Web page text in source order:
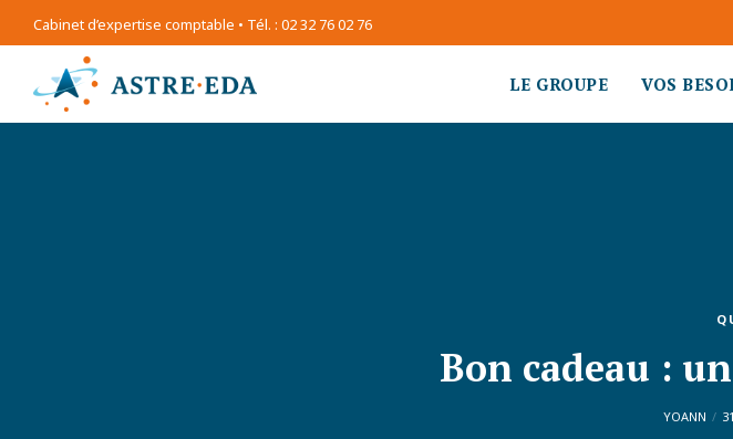
Cabinet d’expertise comptable • Tél. : 02 32 76 02 76
LE GROUPE VOS
Bon cadeau :
YOANN